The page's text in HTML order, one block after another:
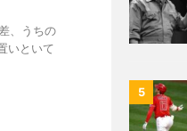
、うちの
いといて
5